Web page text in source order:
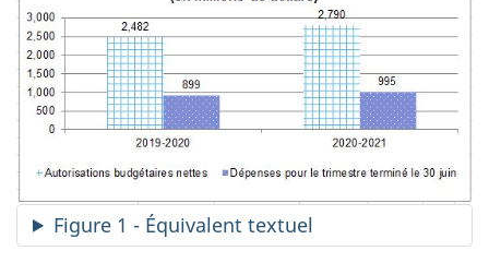
Figure 1 - Équivalent textuel